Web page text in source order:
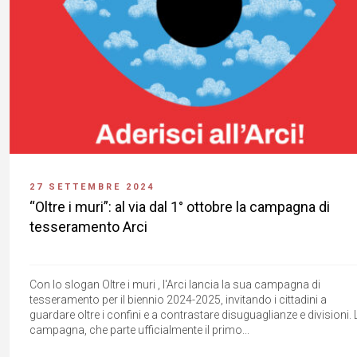
27 SETTEMBRE 2024
“Oltre i muri”: al via dal 1° ottobre la campagna di
tesseramento Arci
Con lo slogan Oltre i muri , l'Arci lancia la sua campagna di
tesseramento per il biennio 2024-2025, invitando i cittadini a
guardare oltre i confini e a contrastare disuguaglianze e divisioni.
campagna, che parte ufficialmente il primo...